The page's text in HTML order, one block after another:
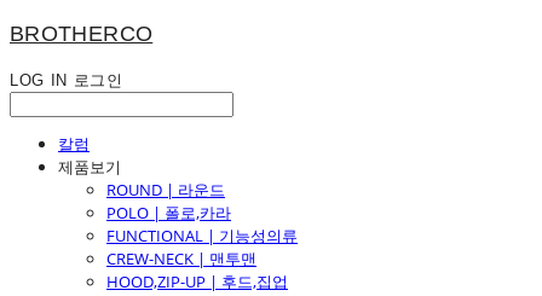
BROTHERCO
LOG IN 로그인
칼럼
제품보기
ROUND | 라운드
POLO | 폴로,카라
FUNCTIONAL | 기능성의류
CREW-NECK | 맨투맨
HOOD,ZIP-UP | 후드,집업